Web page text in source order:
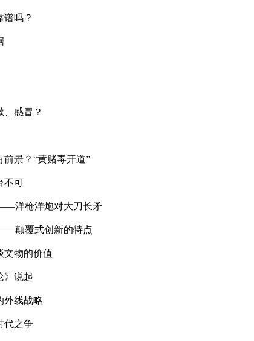
谱吗？
、感冒？
景？“黄赌毒开道”
不可
洋枪洋炮对大刀长矛
颠覆式创新的特点
文物的价值
》说起
外线战略
代之争